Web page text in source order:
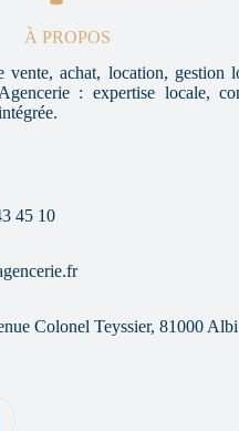
À PROPOS
achat, location, gestion
: expertise locale,
45 10
Colonel Teyssier, 81000 Albi